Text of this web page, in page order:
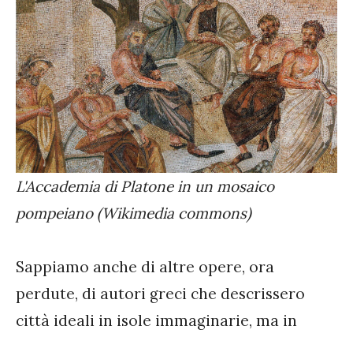
L'Accademia di Platone in un mosaico
pompeiano (Wikimedia commons)
Sappiamo anche di altre opere, ora
perdute, di autori greci che descrissero
città ideali in isole immaginarie, ma in